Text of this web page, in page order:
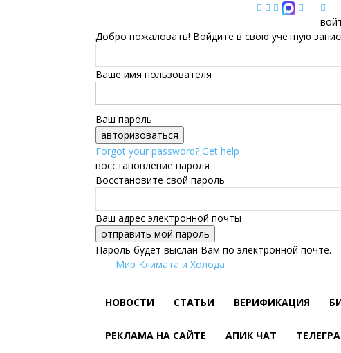
Добро пожаловать! Войдите в свою учётную
Ваше имя пользователя
Ваш пароль
Forgot your password? Get help
восстановление пароля
Восстановите свой пароль
Ваш адрес электронной почты
Пароль будет выслан Вам по электронной почте.
Мир Климата и Холода
НОВОСТИ СТАТЬИ ВЕРИФИКАЦИЯ
РЕКЛАМА НА САЙТЕ АПИК ЧАТ